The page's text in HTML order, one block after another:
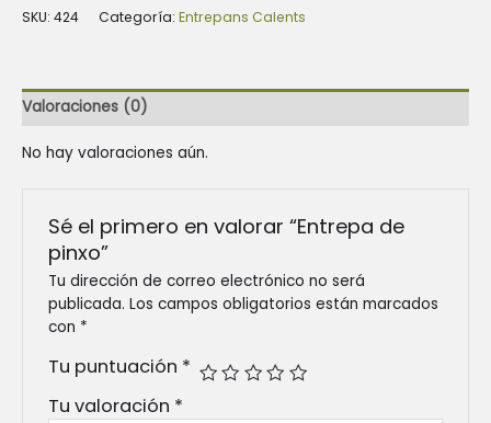
SKU: 424 Categoría: Entrepans Calents
Valoraciones (0)
No hay valoraciones aún.
Sé el primero en valorar “Entrepa de
pinxo”
Tu dirección de correo electrónico no será
publicada. Los campos obligatorios están marcados
con *
Tu puntuación *
Tu valoración *